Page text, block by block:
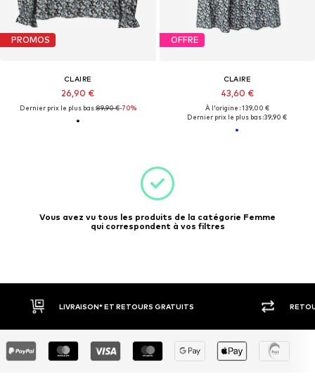
PROMOS
CLAIRE
26,90 €
Dernier prix le plus bas :89,90 €-70%
OFFRE
CLAIRE
43,60 €
À l'origine : 139,00 €
Dernier prix le plus bas :39,90 €
Vous avez vu tous les produits de la catégorie Femme
qui correspondent à vos filtres
LIVRAISON* ET RETOURS GRATUITS